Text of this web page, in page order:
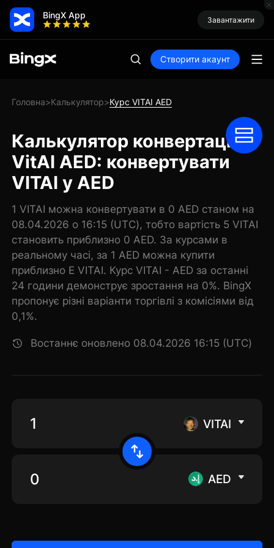
BingX App Завантажити
Створити акаунт
Головна>Калькулятор>Курс VITAI AED
Калькулятор конвертації
VitAI AED: конвертувати
VITAI у AED
1 VITAI можна конвертувати в 0 AED станом на
08.04.2026 о 16:15 (UTC), тобто вартість 5 VITAI
становить приблизно 0 AED. За курсами в
реальному часі, за 1 AED можна купити
приблизно E VITAI. Курс VITAI - AED за останні
24 години демонструє зростання на 0%. BingX
пропонує різні варіанти торгівлі з комісіями від
0,1%.
Востаннє оновлено 08.04.2026 16:15 (UTC)
VITAI
AED